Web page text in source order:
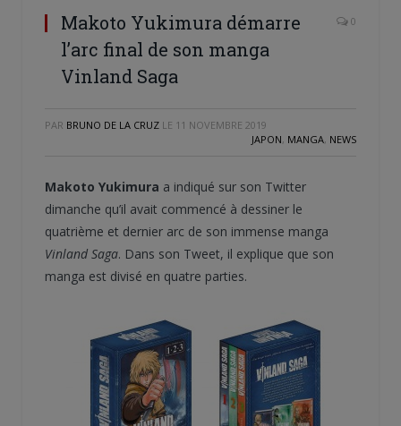
Makoto Yukimura démarre
l’arc final de son manga
Vinland Saga
0
PAR BRUNO DE LA CRUZ LE 11 NOVEMBRE 2019
JAPON, MANGA, NEWS
Makoto Yukimura a indiqué sur son Twitter
dimanche qu’il avait commencé à dessiner le
quatrième et dernier arc de son immense manga
Vinland Saga. Dans son Tweet, il explique que son
manga est divisé en quatre parties.